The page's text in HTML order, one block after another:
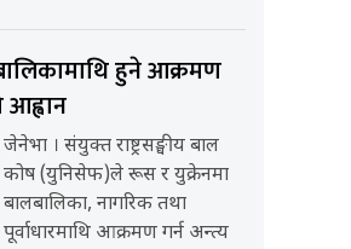
हुने आक्रमण
जेनेभा । संयुक्त राष्ट्रसङ्घीय बाल
कोष (युनिसेफ)ले रूस र युक्रेनमा
बालबालिका, नागरिक तथा
पूर्वाधारमाथि आक्रमण गर्न अन्त्य